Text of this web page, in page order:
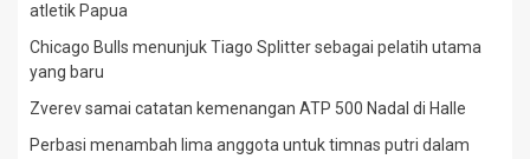
atletik Papua
Chicago Bulls menunjuk Tiago Splitter sebagai pelatih utama
yang baru
Zverev samai catatan kemenangan ATP 500 Nadal di Halle
Perbasi menambah lima anggota untuk timnas putri dalam